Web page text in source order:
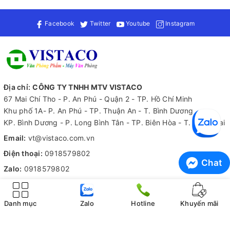
Facebook Twitter Youtube Instagram
Địa chỉ: CÔNG TY TNHH MTV VISTACO
67 Mai Chí Tho - P. An Phú - Quận 2 - TP. Hồ Chí Minh
Khu phố 1A- P. An Phú - TP. Thuận An - T. Bình Dương
KP. Bình Dương - P. Long Bình Tân - TP. Biên Hòa - T. Đồng Nai
Email: vt@vistaco.com.vn
Điện thoại: 0918579802
Zalo: 0918579802
Tiếp nhận thông tin
Hỗ trợ 24/7
Danh mục Zalo Hotline Khuyến mãi
Chat